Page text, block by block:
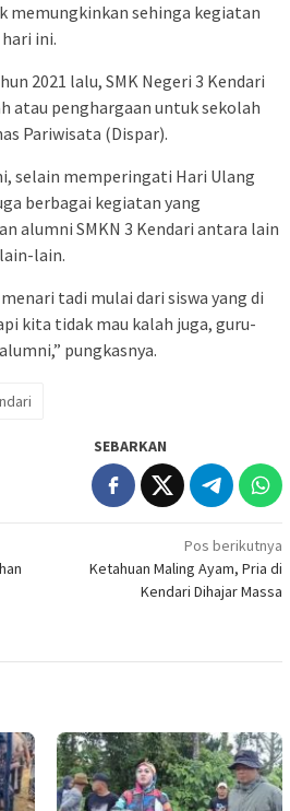
memungkinkan sehinga kegiatan
ini.
2021 lalu, SMK Negeri 3 Kendari
atau penghargaan untuk sekolah
Pariwisata (Dispar).
selain memperingati Hari Ulang
berbagai kegiatan yang
alumni SMKN 3 Kendari antara lain
lain.
tadi mulai dari siswa yang di
kita tidak mau kalah juga, guru-
pungkasnya.
SEBARKAN
Pos berikutnya
Ketahuan Maling Ayam, Pria di
Kendari Dihajar Massa